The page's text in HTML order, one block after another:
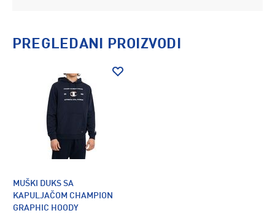
PREGLEDANI PROIZVODI
MUŠKI DUKS SA
KAPULJAČOM CHAMPION
GRAPHIC HOODY